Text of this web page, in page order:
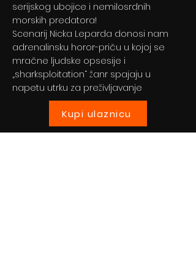
serijskog ubojice i nemilosrdnih
morskih predatora!
Scenarij Nicka Leparda donosi nam
adrenalinsku horor-priču u kojoj se
mračne ljudske opsesije i
„sharksploitation“ žanr spajaju u
napetu utrku za preživljavanje
Kupi ulaznicu